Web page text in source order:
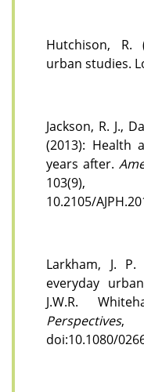
Hutchison, R.
urban studies.
Jackson, R. J.,
(2013): Health
years after.
103(9),
10.2105/
Larkham, J.
everyday
J.W.R.
Perspectives,
doi:10.1080/